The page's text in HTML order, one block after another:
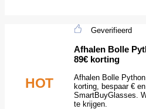
HOT
Geverifieerd
Afhalen Bolle
89€ korting
Afhalen Bolle
korting, bespaar €
SmartBuyGlasses.
te krijgen.